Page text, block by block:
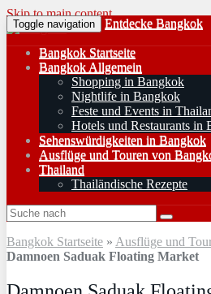
Skip to main content
Toggle navigation Entdecke Bangkok
Bangkok Startseite
Bangkok Allgemein
Shopping in Bangkok
Nightlife in Bangkok
Feste und Events in
Hotels und Restaurants in
Sehenswürdigkeiten in Bangkok
Ausflüge und Touren von
Thailand
Thailändische Rezepte
Bangkok Startseite » Ausflüge und
Damnoen Saduak Floating Market